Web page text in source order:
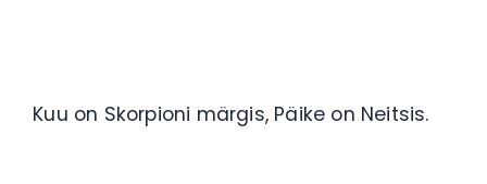
Kuu on Skorpioni märgis, Päike on Neitsis.